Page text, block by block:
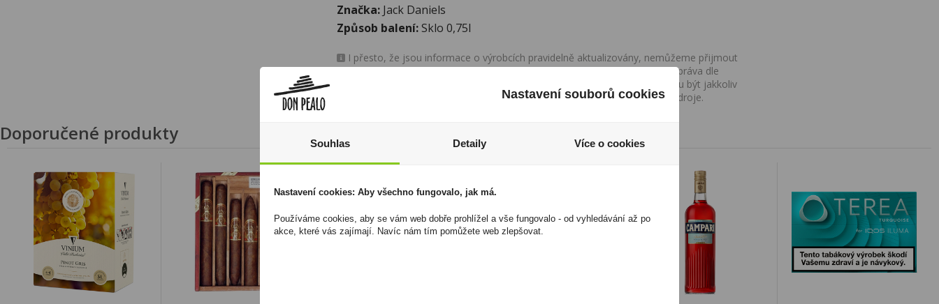
Značka: Jack Daniels
Způsob balení:Sklo 0,75l
I přesto, že jsou informace o výrobcích pravidelně aktualizovány, nemůžeme přijmout
odpovědnost za jakékoliv nesprávné informace. To však nemá vliv na Vaše práva dle
zákona. Tyto informace jsou podávány pouze pro osobní použití a nemohou být jakkoliv
kopírovány bez předchozího souhlasu DonPealo ani bez řádného uvedení zdroje.
Doporučené produkty
Nastavení souborů cookies
Souhlas Detaily Více o cookies
Nastavení cookies: Aby všechno fungovalo, jak má.
Používáme cookies, aby se vám web dobře prohlížel a vše fungovalo - od vyhledávání až po
akce, které vás zajímají. Navíc nám tím pomůžete web zlepšovat.